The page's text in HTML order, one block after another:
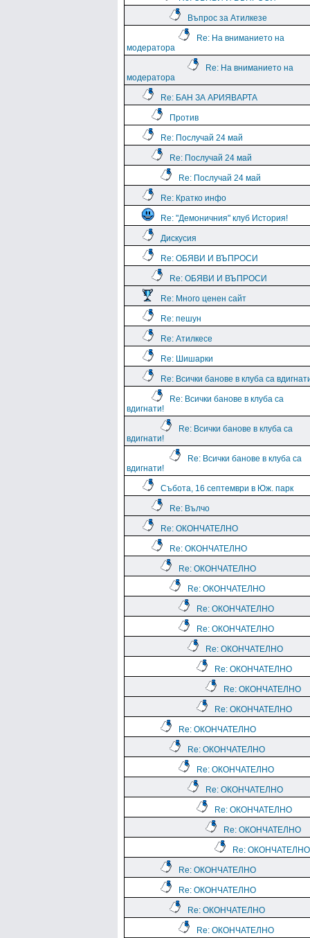
Въпрос за Атилкезе
Re: На вниманието на
модератора
Re: На вниманието на
модератора
Re: БАН ЗА АРИЯВАРТА
Против
Re: Послучай 24 май
Re: Послучай 24 май
Re: Послучай 24 май
Re: Кратко инфо
Re: "Демоничния" клуб История!
Дискусия
Re: ОБЯВИ И ВЪПРОСИ
Re: ОБЯВИ И ВЪПРОСИ
Re: Много ценен сайт
Re: пешун
Re: Атилкесе
Re: Шишарки
Re: Всички банове в клуба са
Re: Всички банове в клуба са
вдигнати!
Re: Всички банове в клуба са
вдигнати!
Re: Всички банове в клуба са
вдигнати!
Събота, 16 септември в Юж. парк
Re: Вълчо
Re: ОКОНЧАТЕЛНО
Re: ОКОНЧАТЕЛНО
Re: ОКОНЧАТЕЛНО
Re: ОКОНЧАТЕЛНО
Re: ОКОНЧАТЕЛНО
Re: ОКОНЧАТЕЛНО
Re: ОКОНЧАТЕЛНО
Re: ОКОНЧАТЕЛНО
Re: ОКОНЧАТЕЛНО
Re: ОКОНЧАТЕЛНО
Re: ОКОНЧАТЕЛНО
Re: ОКОНЧАТЕЛНО
Re: ОКОНЧАТЕЛНО
Re: ОКОНЧАТЕЛНО
Re: ОКОНЧАТЕЛНО
Re: ОКОНЧАТЕЛНО
Re: ОКОНЧАТЕЛНО
Re: ОКОНЧАТЕЛНО
Re: ОКОНЧАТЕЛНО
Re: ОКОНЧАТЕЛНО
Re: ОКОНЧАТЕЛНО